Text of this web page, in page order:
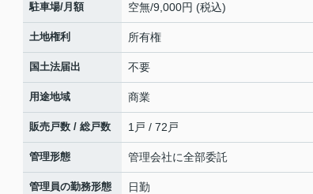
駐車場/月額 空無/9,000円 (税込)
土地権利 所有権
国土法届出 不要
用途地域 商業
販売戸数 / 総戸数 1戸 / 72戸
管理形態 管理会社に全部委託
管理員の勤務形態 日勤